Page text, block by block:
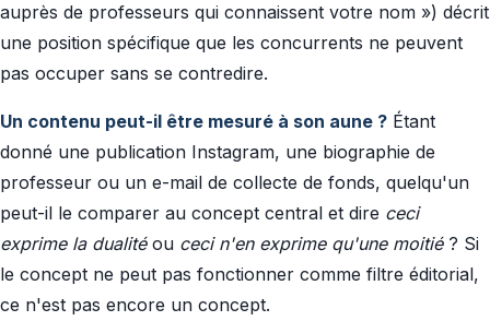
auprès de professeurs qui connaissent votre nom ») décrit
une position spécifique que les concurrents ne peuvent
pas occuper sans se contredire.
Un contenu peut-il être mesuré à son aune ? Étant
donné une publication Instagram, une biographie de
professeur ou un e-mail de collecte de fonds, quelqu'un
peut-il le comparer au concept central et dire ceci
exprime la dualitéou ceci n'en exprime qu'une moitié? Si
le concept ne peut pas fonctionner comme filtre éditorial,
ce n'est pas encore un concept.